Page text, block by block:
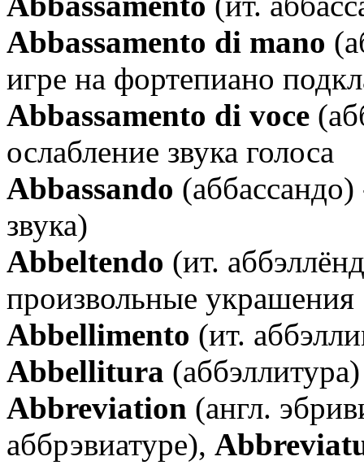
Аbbassamento di mano
игре на фортепиано
Аbbassamento di voce
ослабление звука голоса
Аbbassando
звука)
Аbbeltendo (ит.
произвольные украшения
Аbbellimento (ит.
Аbbellitura
Аbbreviation (англ.
аббрэвиатуре),